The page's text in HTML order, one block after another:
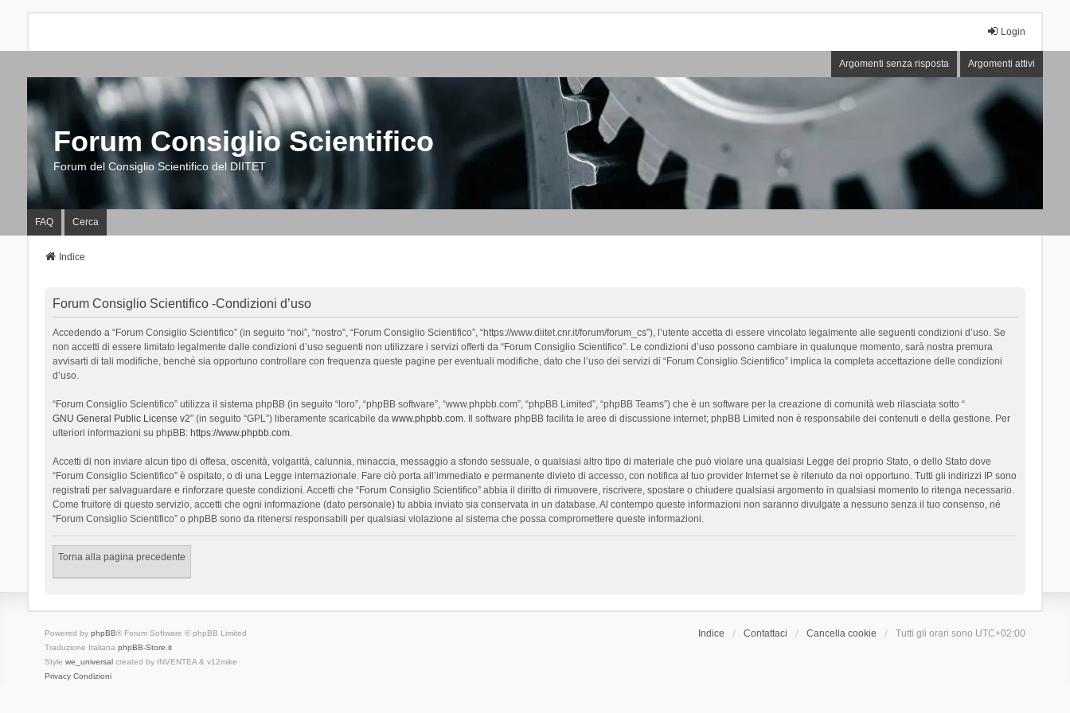
Login
Argomenti senza risposta Argomenti attivi
Forum Consiglio Scientifico
Forum del Consiglio Scientifico del DIITET
FAQ Cerca
Indice
Forum Consiglio Scientifico -Condizioni d’uso
Accedendo a “Forum Consiglio Scientifico” (in seguito “noi”, “nostro”, “Forum Consiglio Scientifico”, “https://www.diitet.cnr.it/forum/forum_cs”), l’utente accetta di essere vincolato legalmente alle seguenti condizioni d’uso. Se
non accetti di essere limitato legalmente dalle condizioni d’uso seguenti non utilizzare i servizi offerti da “Forum Consiglio Scientifico”. Le condizioni d’uso possono cambiare in qualunque momento, sarà nostra premura
avvisarti di tali modifiche, benché sia opportuno controllare con frequenza queste pagine per eventuali modifiche, dato che l’uso dei servizi di “Forum Consiglio Scientifico” implica la completa accettazione delle condizioni
d’uso.
“Forum Consiglio Scientifico” utilizza il sistema phpBB (in seguito “loro”, “phpBB software”, “www.phpbb.com”, “phpBB Limited”, “phpBB Teams”) che è un software per la creazione di comunità web rilasciata sotto “
GNU General Public License v2” (in seguito “GPL”) liberamente scaricabile da www.phpbb.com. Il software phpBB facilita le aree di discussione internet; phpBB Limited non è responsabile dei contenuti e della gestione. Per
ulteriori informazioni su phpBB: https://www.phpbb.com.
Accetti di non inviare alcun tipo di offesa, oscenità, volgarità, calunnia, minaccia, messaggio a sfondo sessuale, o qualsiasi altro tipo di materiale che può violare una qualsiasi Legge del proprio Stato, o dello Stato dove
“Forum Consiglio Scientifico” è ospitato, o di una Legge internazionale. Fare ciò porta all’immediato e permanente divieto di accesso, con notifica al tuo provider Internet se è ritenuto da noi opportuno. Tutti gli indirizzi IP sono
registrati per salvaguardare e rinforzare queste condizioni. Accetti che “Forum Consiglio Scientifico” abbia il diritto di rimuovere, riscrivere, spostare o chiudere qualsiasi argomento in qualsiasi momento lo ritenga necessario.
Come fruitore di questo servizio, accetti che ogni informazione (dato personale) tu abbia inviato sia conservata in un database. Al contempo queste informazioni non saranno divulgate a nessuno senza il tuo consenso, né
“Forum Consiglio Scientifico” o phpBB sono da ritenersi responsabili per qualsiasi violazione al sistema che possa compromettere queste informazioni.
Torna alla pagina precedente
Indice Contattaci Cancella cookie Tutti gli orari sono UTC+02:00
Powered by phpBB® Forum Software © phpBB Limited
Traduzione Italiana phpBB-Store.it
Style we_universalcreated by INVENTEA & v12mike
Privacy Condizioni